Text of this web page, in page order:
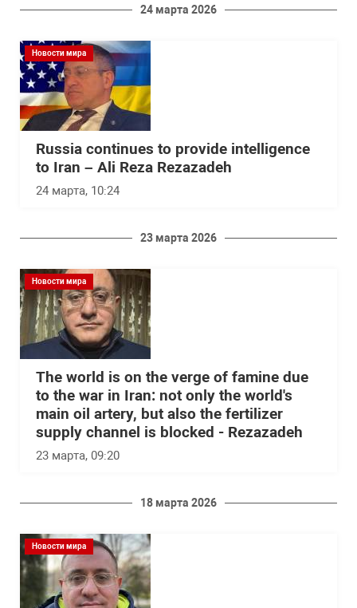
24 марта 2026
Новости мира
Russia continues to provide intelligence
to Iran – Ali Reza Rezazadeh
24 марта, 10:24
23 марта 2026
Новости мира
The world is on the verge of famine due
to the war in Iran: not only the world's
main oil artery, but also the fertilizer
supply channel is blocked - Rezazadeh
23 марта, 09:20
18 марта 2026
Новости мира